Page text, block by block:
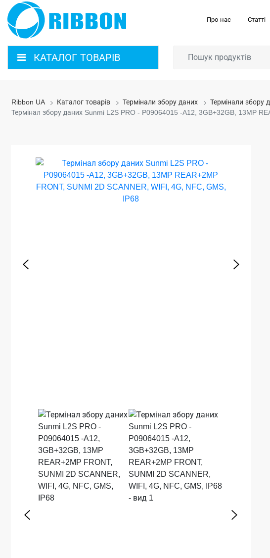
Про нас Статті
КАТАЛОГ ТОВАРІВ
Ribbon UA Каталог товарів Термінали збору даних
Термінали збору
Термінал збору даних Sunmi L2S PRO - P09064015 -A12, 3GB+32GB, 13MP